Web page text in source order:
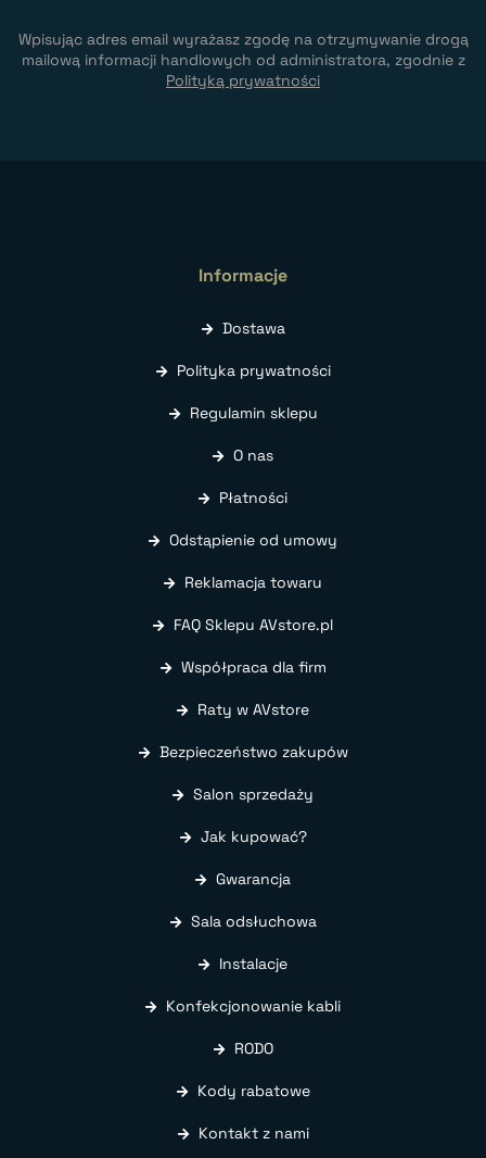
Wpisując adres email wyrażasz zgodę na otrzymywanie drogą
mailową informacji handlowych od administratora, zgodnie z
Polityką prywatności
Informacje
Dostawa
Polityka prywatności
Regulamin sklepu
O nas
Płatności
Odstąpienie od umowy
Reklamacja towaru
FAQ Sklepu AVstore.pl
Współpraca dla firm
Raty w AVstore
Bezpieczeństwo zakupów
Salon sprzedaży
Jak kupować?
Gwarancja
Sala odsłuchowa
Instalacje
Konfekcjonowanie kabli
RODO
Kody rabatowe
Kontakt z nami